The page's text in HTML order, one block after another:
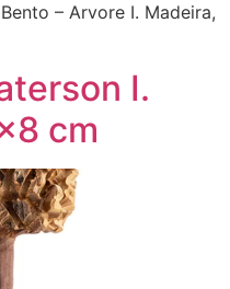
– Arvore I. Madeira,
I.
cm